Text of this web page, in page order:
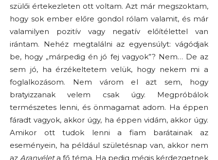
szülői értekezleten ott voltam. Azt már megszoktam,
hogy sok ember előre gondol rólam valamit, és már
valamilyen pozitív vagy negatív előítélettel van
irántam. Nehéz megtalálni az egyensúlyt: vágódjak
be, hogy „márpedig én jó fej vagyok”? Nem… De az
sem jó, ha érzékeltetem velük, hogy nekem mi a
foglalkozásom. Nem várom el azt sem, hogy
bratyizzanak velem csak úgy. Megpróbálok
természetes lenni, és önmagamat adom. Ha éppen
fáradt vagyok, akkor úgy, ha éppen vidám, akkor úgy.
Amikor ott tudok lenni a fiam barátainak az
eseményein, ha például születésnap van, akkor nem
az Aranyéleta fő téma. Ha pedig mégis kérdezgetnek